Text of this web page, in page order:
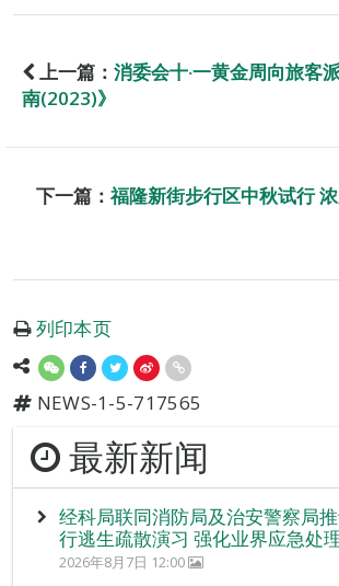
上一篇： 消委会十‧一黄金周向旅客
南(2023)》
下一篇：福隆新街步行区中秋试行
列印本页
NEWS-1-5-717565
最新新闻
经科局联同消防局及治安警察局
行逃生疏散演习 强化业界应急处
2026年8月7日 12:00